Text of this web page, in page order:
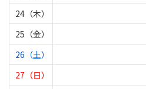
24（木）
25（金）
26（土）
27（日）